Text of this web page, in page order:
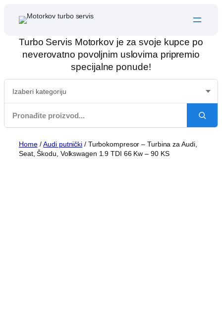
Turbo Servis Motorkov je za svoje kupce po
neverovatno povoljnim uslovima pripremio
specijalne ponude!
Home/Audi putnički / Turbokompresor – Turbina za Audi,
Seat, Škodu, Volkswagen 1.9 TDI 66 Kw – 90 KS